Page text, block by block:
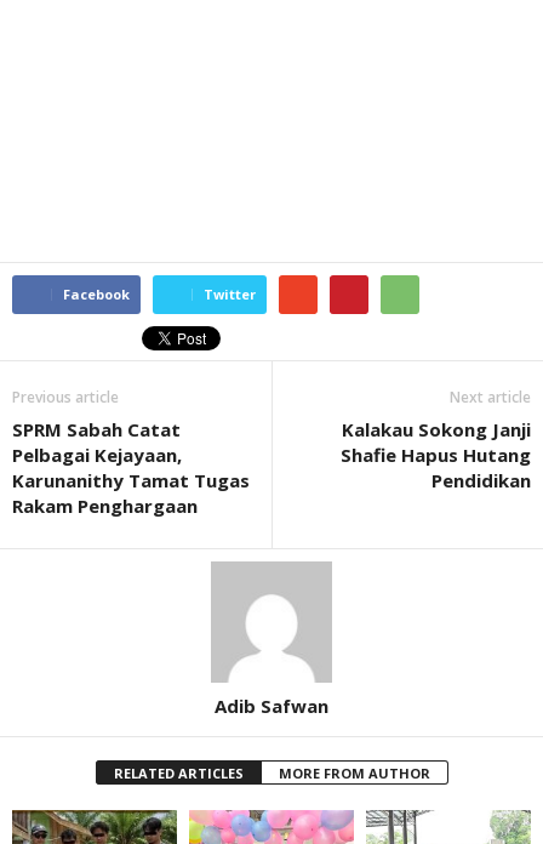
Facebook Twitter
Previous article
SPRM Sabah Catat
Pelbagai Kejayaan,
Karunanithy Tamat Tugas
Rakam Penghargaan
Next article
Kalakau Sokong Janji
Shafie Hapus Hutang
Pendidikan
Adib Safwan
RELATED ARTICLES MORE FROM AUTHOR